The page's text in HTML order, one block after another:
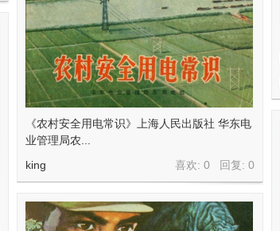
《农村安全用电常识》上海人民出版社 华东电
业管理局农...
喜欢: 0 回复:0
king